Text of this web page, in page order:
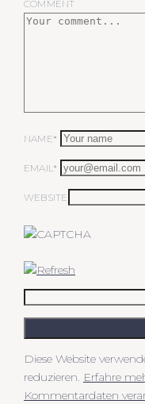
COMMENT
NAME*
EMAIL*
WEBSITE
Diese Website
reduzieren. Erfahre
Kommentardaten